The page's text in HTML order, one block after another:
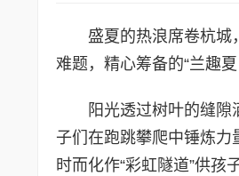
盛夏的热浪席卷杭城
难题，精心筹备的“兰趣
阳光透过树叶的缝
子们在跑跳攀爬中锤炼
时而化作“彩虹隧道”供孩